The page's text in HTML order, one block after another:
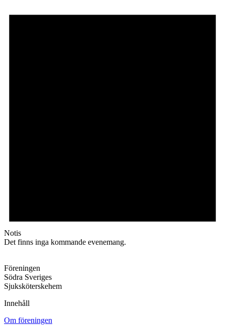
Notis
Det finns inga kommande evenemang.
Föreningen
Södra Sveriges
Sjuksköterskehem
Innehåll
Om föreningen